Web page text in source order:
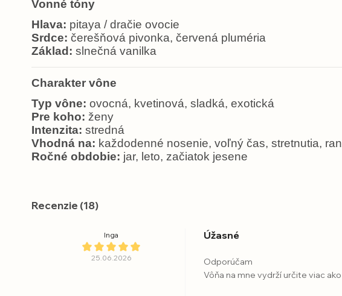
Vonné tóny
Hlava: pitaya / dračie ovocie
Srdce: čerešňová pivonka, červená pluméria
Základ: slnečná vanilka
Charakter vône
Typ vône: ovocná, kvetinová, sladká, exotická
Pre koho: ženy
Intenzita: stredná
Vhodná na: každodenné nosenie, voľný čas, stretnutia,
Ročné obdobie: jar, leto, začiatok jesene
Recenzie (18)
Inga
25.06.2026
Úžasné
Odporúčam
Vôňa na mne vydrží určite viac